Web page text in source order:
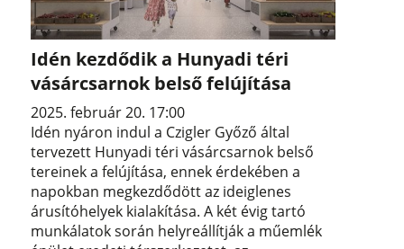
Idén kezdődik a Hunyadi téri
vásárcsarnok belső felújítása
2025. február 20. 17:00
Idén nyáron indul a Czigler Győző által
tervezett Hunyadi téri vásárcsarnok belső
tereinek a felújítása, ennek érdekében a
napokban megkezdődött az ideiglenes
árusítóhelyek kialakítása. A két évig tartó
munkálatok során helyreállítják a műemlék